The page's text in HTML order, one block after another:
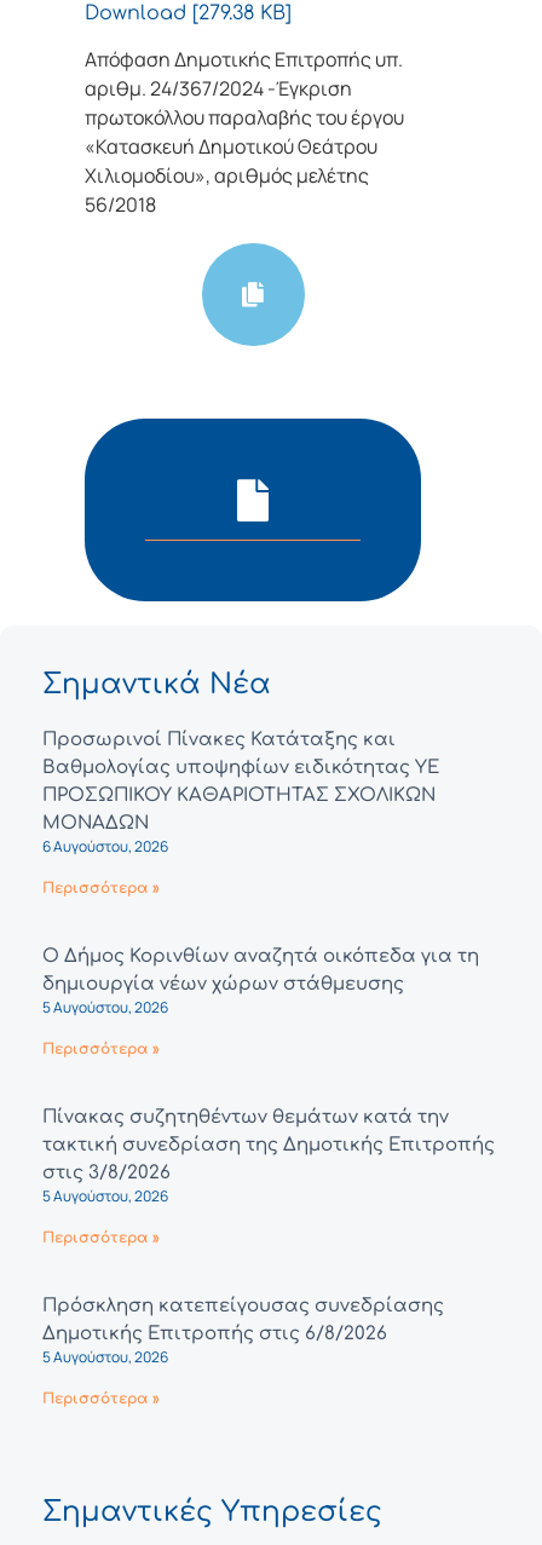
Download [279.38 KB]
Απόφαση Δημοτικής Επιτροπής υπ.
αριθμ. 24/367/2024 -Έγκριση
πρωτοκόλλου παραλαβής του έργου
«Κατασκευή Δημοτικού Θεάτρου
Χιλιομοδίου», αριθμός μελέτης
56/2018
Σημαντικά Νέα
Προσωρινοί Πίνακες Κατάταξης και
Βαθμολογίας υποψηφίων ειδικότητας ΥΕ
ΠΡΟΣΩΠΙΚΟΥ ΚΑΘΑΡΙΟΤΗΤΑΣ ΣΧΟΛΙΚΩΝ
ΜΟΝΑΔΩΝ
6 Αυγούστου, 2026
Περισσότερα »
Ο Δήμος Κορινθίων αναζητά οικόπεδα για τη
δημιουργία νέων χώρων στάθμευσης
5 Αυγούστου, 2026
Περισσότερα »
Πίνακας συζητηθέντων θεμάτων κατά την
τακτική συνεδρίαση της Δημοτικής Επιτροπής
στις 3/8/2026
5 Αυγούστου, 2026
Περισσότερα »
Πρόσκληση κατεπείγουσας συνεδρίασης
Δημοτικής Επιτροπής στις 6/8/2026
5 Αυγούστου, 2026
Περισσότερα »
Σημαντικές Υπηρεσίες